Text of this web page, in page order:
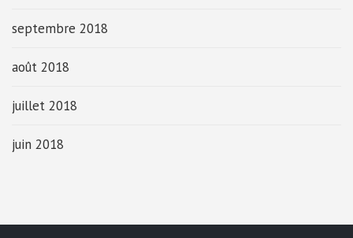
septembre 2018
août 2018
juillet 2018
juin 2018